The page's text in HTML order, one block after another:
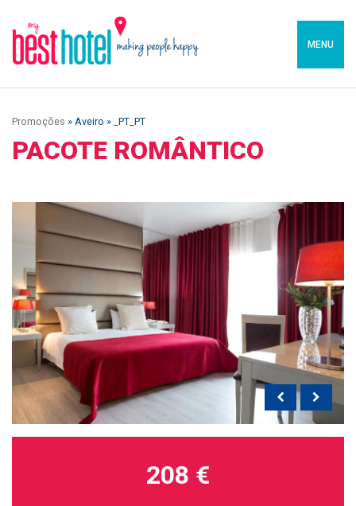
MENU
Promoções » Aveiro » _PT_PT
PACOTE ROMÂNTICO
208 €